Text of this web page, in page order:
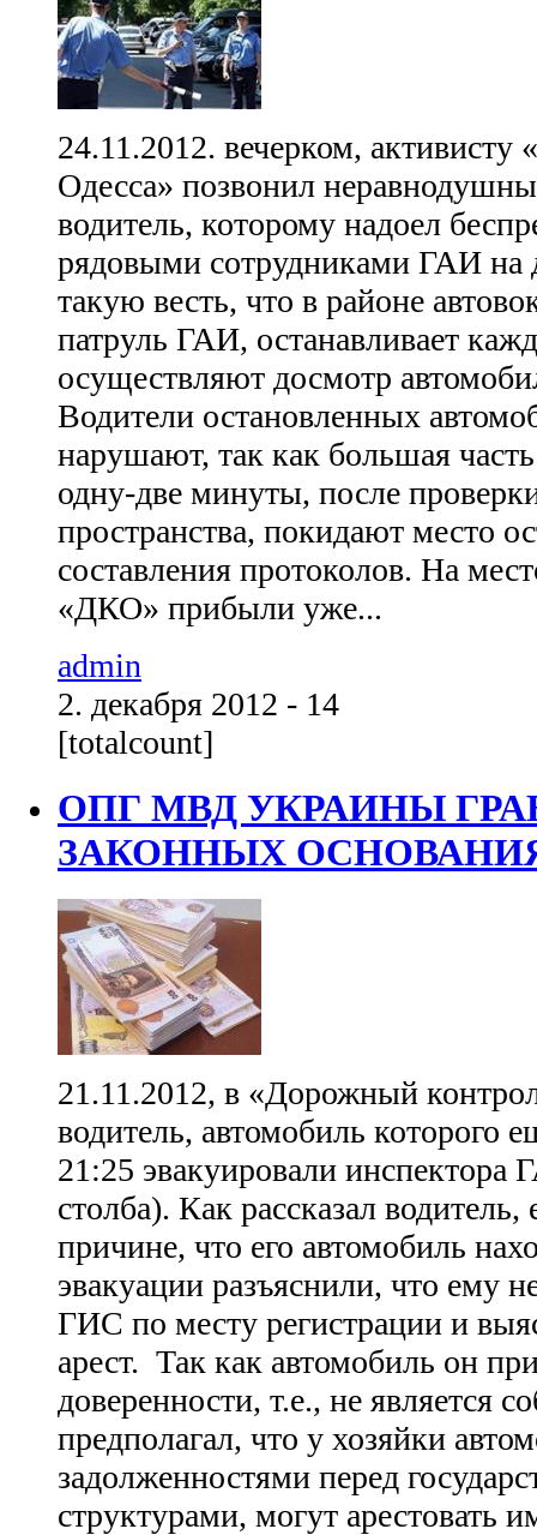
24.11.2012. вечерком, активисту
Одесса» позвонил
водитель, которому надоел
рядовыми сотрудниками ГАИ на
такую весть, что в районе
патруль ГАИ, останавливает
осуществляют досмотр
Водители остановленных
нарушают, так как большая
одну-две минуты, после
пространства, покидают место
составления протоколов. На
«ДКО» прибыли уже...
admin
2. декабря 2012 - 14
[totalcount]
ОПГ МВД УКРАИНЫ
ЗАКОННЫХ
21.11.2012, в «Дорожный
водитель, автомобиль которого
21:25 эвакуировали
столба). Как рассказал водитель,
причине, что его автомобиль
эвакуации разъяснили, что ему
ГИС по месту регистрации и
арест. Так как автомобиль он
доверенности, т.е., не является
предполагал, что у хозяйки
задолженностями перед
структурами, могут арестовать